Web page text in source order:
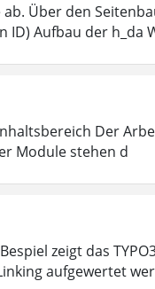
Über den
ID) Aufbau der h_da
Der
Module stehen d
zeigt das
aufgewertet